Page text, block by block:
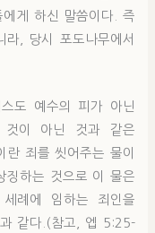
게 하신 말씀이다. 즉
, 당시 포도나무에서
도 예수의 피가 아닌
이 아닌 것과 같은
죄를 씻어주는 물이
징하는 것으로 이 물은
례에 임하는 죄인을
같다.(참고, 엡 5:25-